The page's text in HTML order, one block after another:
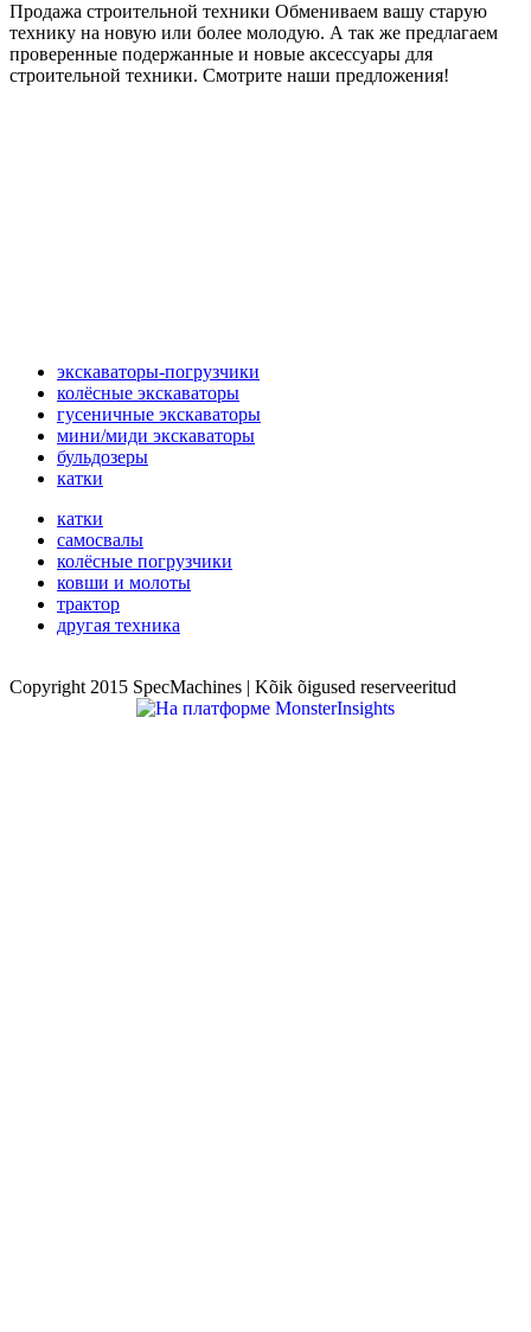
Продажа строительной техники Обмениваем вашу старую
технику на новую или более молодую. А так же предлагаем
проверенные подержанные и новые аксессуары для
строительной техники. Смотрите наши предложения!
экскаваторы-погрузчики
колёсные экскаваторы
гусеничные экскаваторы
мини/миди экскаваторы
бульдозеры
катки
катки
самосвалы
колёсные погрузчики
ковши и молоты
трактор
другая техника
Copyright 2015 SpecMachines | Kõik õigused reserveeritud